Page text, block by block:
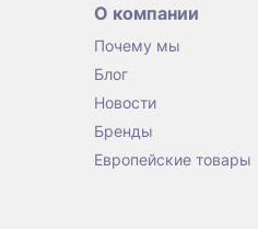
О компании
Почему мы
Блог
Новости
Бренды
Европейские товары